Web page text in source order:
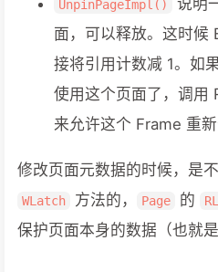
UnpinPageImpl()
说明
面，可以释放。这时
接将引用计数减 1。如
使用这个页面了，调用
来允许这个 Frame 重新
修改页面元数据的时候，是
WLatch 方法的， Page 的
保护页面本身的数据（也就